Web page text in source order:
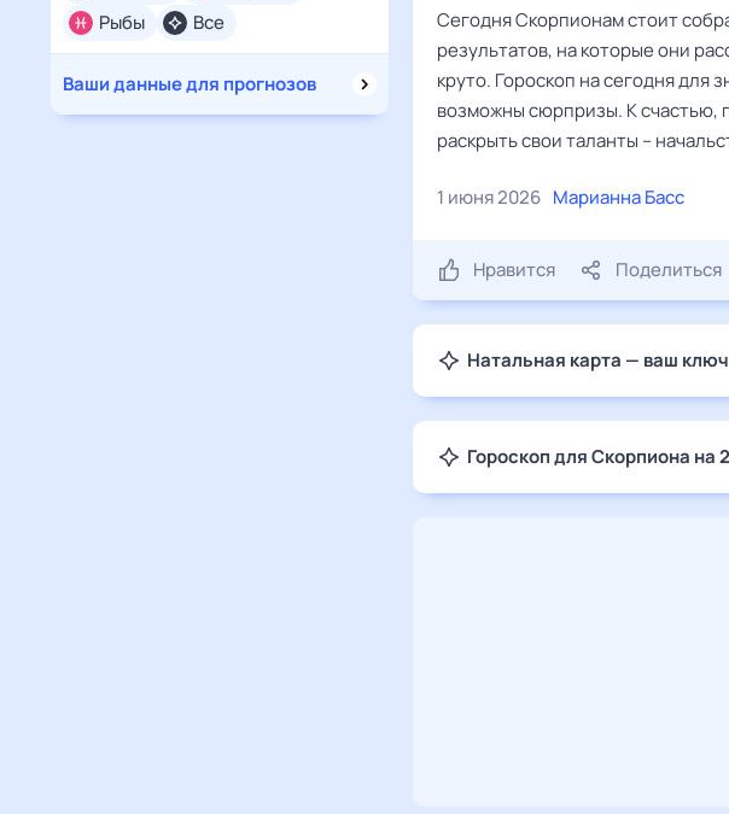
Все
Рыбы
Ваши данные для прогнозов
Сегодня Скорпионам стоит
результатов, на которые они
круто. Гороскоп на сегодня для
возможны сюрпризы. К счастью,
раскрыть свои таланты –
1 июня 2026 Марианна Басс
Нравится Поделиться
Натальная карта — ваш
Гороскоп для Скорпиона на